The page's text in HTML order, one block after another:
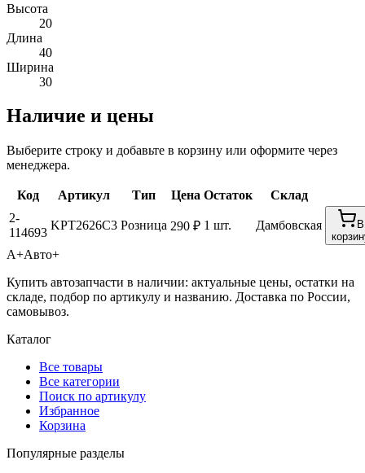
Высота
20
Длина
40
Ширина
30
Наличие и цены
Выберите строку и добавьте в корзину или оформите через
менеджера.
Код Артикул Тип Цена Остаток
Склад
2-
114693
KPT2626C3 Розница 290 ₽ 1 шт. Дамбовская
В
А+Авто+
Купить автозапчасти в наличии: актуальные цены, остатки на
складе, подбор по артикулу и названию. Доставка по России,
самовывоз.
Каталог
Все товары
Все категории
Поиск по артикулу
Избранное
Корзина
Популярные разделы